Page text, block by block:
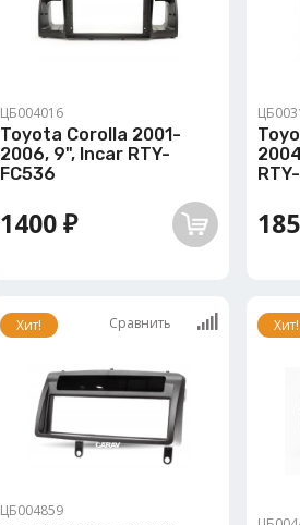
ЦБ004016
Toyota Corolla 2001-
2006, 9", Incar RTY-
FC536
1400 ₽
Хит! Сравнить
ЦБ004859
Хит!